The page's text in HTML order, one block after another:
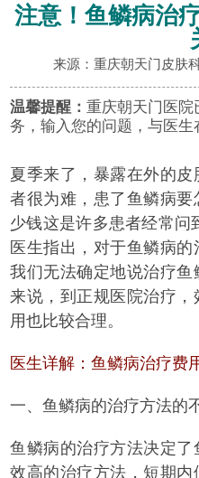
注意！鱼鳞病治
来源：重庆朝天门皮肤
温馨提醒：重庆朝天门医院
务，输入您的问题，与医生
夏季来了，暴露在外的
者很为难，患了鱼鳞病
少钱这是许多患者经常问
医生指出，对于鱼鳞病的
我们无法确定地说治疗
来说，到正规医院治疗
用也比较合理。
医生详解：鱼鳞病治疗费
一、鱼鳞病的治疗方法的
鱼鳞病的治疗方法决定
效高的治疗方法，短期